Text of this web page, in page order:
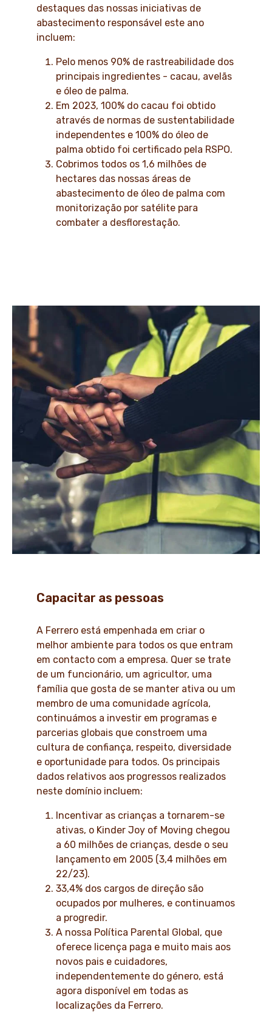
destaques das nossas iniciativas de
abastecimento responsável este ano
incluem:
Pelo menos 90% de rastreabilidade dos
principais ingredientes - cacau, avelãs
e óleo de palma.
Em 2023, 100% do cacau foi obtido
através de normas de sustentabilidade
independentes e 100% do óleo de
palma obtido foi certificado pela RSPO.
Cobrimos todos os 1,6 milhões de
hectares das nossas áreas de
abastecimento de óleo de palma com
monitorização por satélite para
combater a desflorestação.
Capacitar as pessoas
A Ferrero está empenhada em criar o
melhor ambiente para todos os que entram
em contacto com a empresa. Quer se trate
de um funcionário, um agricultor, uma
família que gosta de se manter ativa ou um
membro de uma comunidade agrícola,
continuámos a investir em programas e
parcerias globais que constroem uma
cultura de confiança, respeito, diversidade
e oportunidade para todos. Os principais
dados relativos aos progressos realizados
neste domínio incluem:
Incentivar as crianças a tornarem-se
ativas, o Kinder Joy of Moving chegou
a 60 milhões de crianças, desde o seu
lançamento em 2005 (3,4 milhões em
22/23).
33,4% dos cargos de direção são
ocupados por mulheres, e continuamos
a progredir.
A nossa Política Parental Global, que
oferece licença paga e muito mais aos
novos pais e cuidadores,
independentemente do género, está
agora disponível em todas as
localizações da Ferrero.